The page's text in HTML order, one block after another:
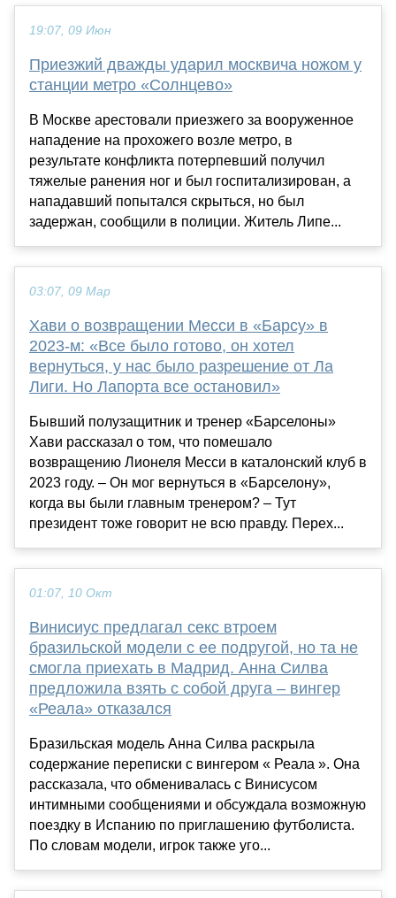
19:07, 09 Июн
Приезжий дважды ударил москвича ножом у
станции метро «Солнцево»
В Москве арестовали приезжего за вооруженное
нападение на прохожего возле метро, в
результате конфликта потерпевший получил
тяжелые ранения ног и был госпитализирован, а
нападавший попытался скрыться, но был
задержан, сообщили в полиции. Житель Липе...
03:07, 09 Мар
Хави о возвращении Месси в «Барсу» в
2023-м: «Все было готово, он хотел
вернуться, у нас было разрешение от Ла
Лиги. Но Лапорта все остановил»
Бывший полузащитник и тренер «Барселоны»
Хави рассказал о том, что помешало
возвращению Лионеля Месси в каталонский клуб в
2023 году. – Он мог вернуться в «Барселону»,
когда вы были главным тренером? – Тут
президент тоже говорит не всю правду. Перех...
01:07, 10 Окт
Винисиус предлагал секс втроем
бразильской модели с ее подругой, но та не
смогла приехать в Мадрид. Анна Силва
предложила взять с собой друга – вингер
«Реала» отказался
Бразильская модель Анна Силва раскрыла
содержание переписки с вингером « Реала ». Она
рассказала, что обменивалась с Винисусом
интимными сообщениями и обсуждала возможную
поездку в Испанию по приглашению футболиста.
По словам модели, игрок также уго...